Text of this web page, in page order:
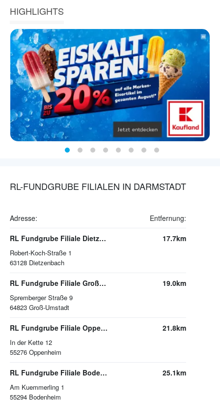
HIGHLIGHTS
RL-FUNDGRUBE FILIALEN IN DARMSTADT
Adresse: Entfernung:
RL Fundgrube Filiale Dietzenbach
Robert-Koch-Straße 1
63128 Dietzenbach
17.7km
RL Fundgrube Filiale Groß-Umstadt
Spremberger Straße 9
64823 Groß-Umstadt
19.0km
RL Fundgrube Filiale Oppenheim
In der Kette 12
55276 Oppenheim
21.8km
RL Fundgrube Filiale Bodenheim
Am Kuemmerling 1
55294 Bodenheim
25.1km